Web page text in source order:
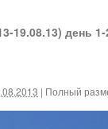
19.08.13) день 1-
| Полный